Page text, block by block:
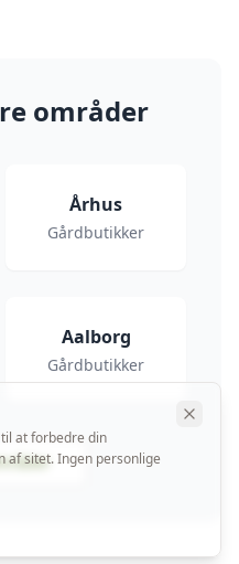
områder
Århus
Gårdbutikker
Aalborg
Gårdbutikker
at forbedre din
af sitet. Ingen personlige